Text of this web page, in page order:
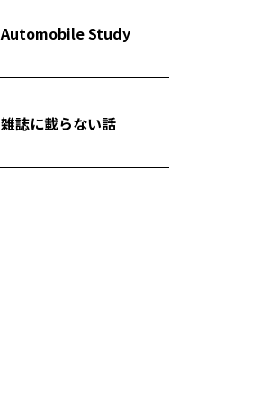
Automobile Study
雑誌に載らない話